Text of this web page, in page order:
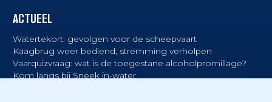
ACTUEEL
Watertekort: gevolgen voor de scheepvaart
Kaagbrug weer bediend, stremming verholpen
Vaarquizvraag: wat is de toegestane alcoholpromillage?
Kom langs bij Sneek in-water